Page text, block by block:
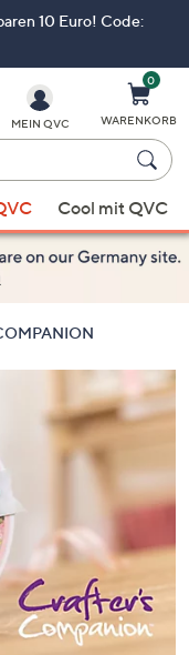
10 Euro! Code:
MEIN QVC
0
WARENKORB
Cool mit QVC